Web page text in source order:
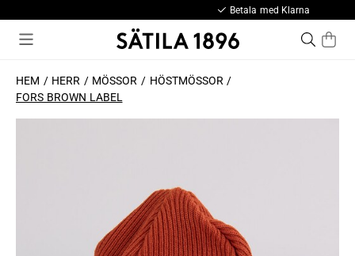
Betala med Klarna
HEM HERR MÖSSOR
HÖSTMÖSSOR
FORS BROWN LABEL